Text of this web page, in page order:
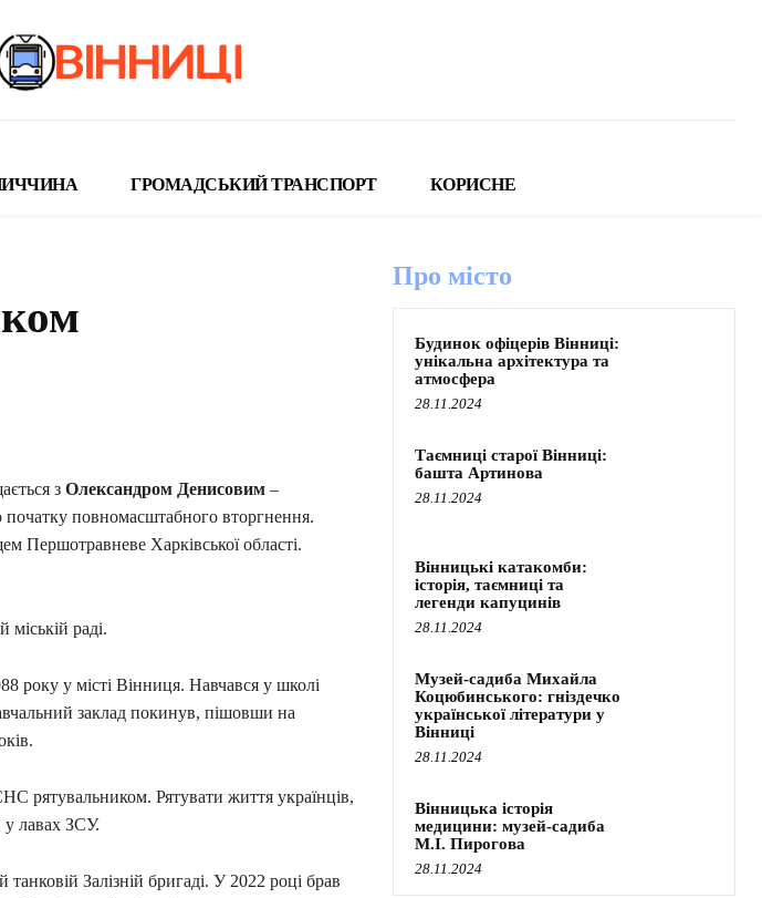
ГРОМАДСЬКИЙ ТРАНСПОРТ КОРИСНЕ
з Олександром Денисовим–
повномасштабного вторгнення.
Першотравневе Харківської області.
раді.
року у місті Вінниця. Навчався у школі
заклад покинув, пішовши на
рятувальником. Рятувати життя українців,
у лавах ЗСУ.
Залізній бригаді. У 2022 році брав
Про місто
Будинок офіцерів Вінниці:
унікальна архітектура та
атмосфера
28.11.2024
Таємниці старої Вінниці:
башта Артинова
28.11.2024
Вінницькі катакомби:
історія, таємниці та
легенди капуцинів
28.11.2024
Музей-садиба Михайла
Коцюбинського: гніздечко
української літератури у
Вінниці
28.11.2024
Вінницька історія
медицини: музей-садиба
М.І. Пирогова
28.11.2024